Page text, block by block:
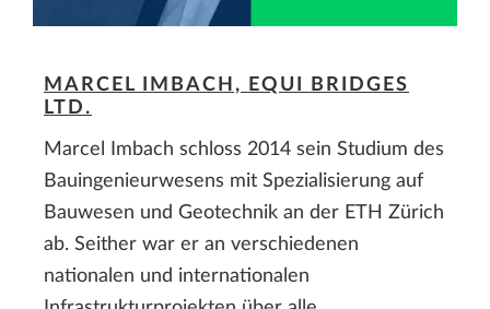
MARCEL IMBACH, EQUI BRIDGES
LTD.
Marcel Imbach schloss 2014 sein Studium des
Bauingenieurwesens mit Spezialisierung auf
Bauwesen und Geotechnik an der ETH Zürich
ab. Seither war er an verschiedenen
nationalen und internationalen